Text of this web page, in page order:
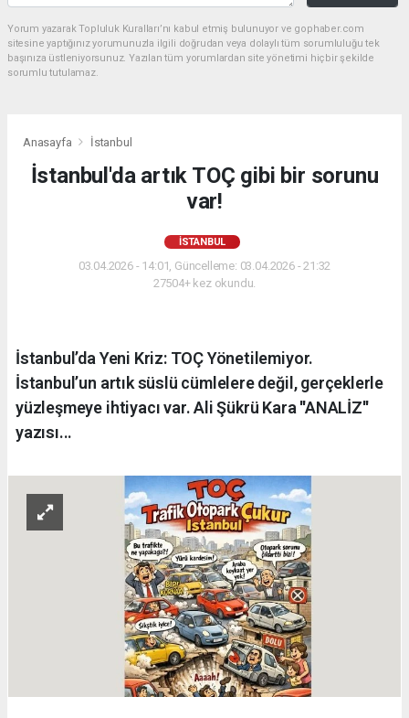
Yorum yazarak Topluluk Kuralları’nı kabul etmiş bulunuyor ve gophaber.com
sitesine yaptığınız yorumunuzla ilgili doğrudan veya dolaylı tüm sorumluluğu tek
başınıza üstleniyorsunuz. Yazılan tüm yorumlardan site yönetimi hiçbir şekilde
sorumlu tutulamaz.
Anasayfa İstanbul
İstanbul'da artık TOÇ gibi bir sorunu
var!
İSTANBUL
03.04.2026 - 14:01, Güncelleme: 03.04.2026 - 21:32
27504+ kez okundu.
İstanbul’da Yeni Kriz: TOÇ Yönetilemiyor.
İstanbul’un artık süslü cümlelere değil, gerçeklerle
yüzleşmeye ihtiyacı var. Ali Şükrü Kara ''ANALİZ''
yazısı...